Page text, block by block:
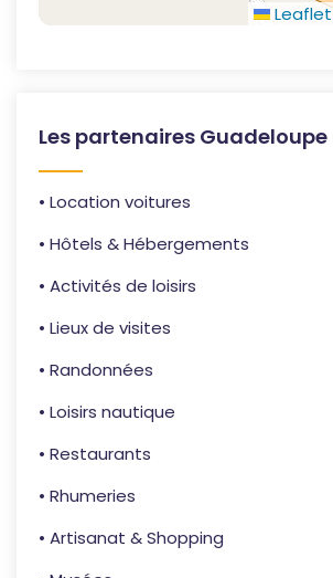
Leaflet
Les partenaires Guadeloupe
• Location voitures
• Hôtels & Hébergements
• Activités de loisirs
• Lieux de visites
• Randonnées
• Loisirs nautique
• Restaurants
• Rhumeries
• Artisanat & Shopping